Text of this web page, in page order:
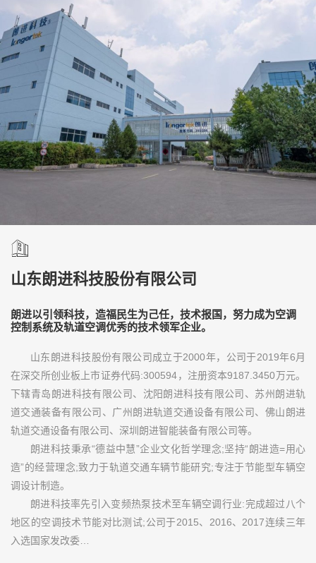
山东朗进科技股份有限公司
朗进以引领科技，造福民生为己任，技术报国，努力成为空调
控制系统及轨道空调优秀的技术领军企业。
山东朗进科技股份有限公司成立于2000年，公司于2019年6月
在深交所创业板上市证券代码:300594，注册资本9187.3450万元。
下辖青岛朗进科技有限公司、沈阳朗进科技有限公司、苏州朗进轨
道交通装备有限公司、广州朗进轨道交通设备有限公司、佛山朗进
轨道交通设备有限公司、深圳朗进智能装备有限公司等。
朗进科技秉承“德益中慧”企业文化哲学理念;坚持“朗进造=用心
造”的经营理念;致力于轨道交通车辆节能研究;专注于节能型车辆空
调设计制造。
朗进科技率先引入变频热泵技术至车辆空调行业:完成超过八个
地区的空调技术节能对比测试;公司于2015、2016、2017连续三年
入选国家发改委…